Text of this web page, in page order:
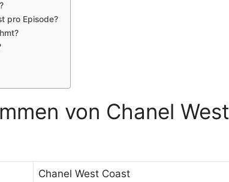
pro Episode?
von Chanel West
Chanel West Coast